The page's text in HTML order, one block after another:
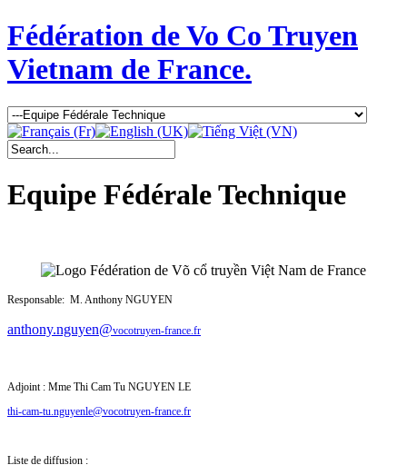
Fédération de Vo Co Truyen
Vietnam de France.
Equipe Fédérale Technique
Responsable: M. Anthony NGUYEN
anthony.nguyen@vocotruyen-france.fr
Adjoint : Mme Thi Cam Tu NGUYEN LE
thi-cam-tu.nguyenle@vocotruyen-france.fr
Liste de diffusion :